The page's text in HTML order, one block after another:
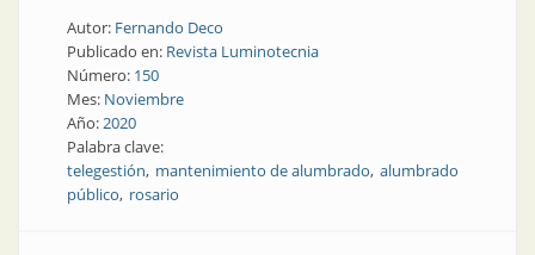
Autor: Fernando Deco
Publicado en: Revista Luminotecnia
Número: 150
Mes: Noviembre
Año: 2020
Palabra clave:
telegestión mantenimiento de alumbrado alumbrado
público rosario